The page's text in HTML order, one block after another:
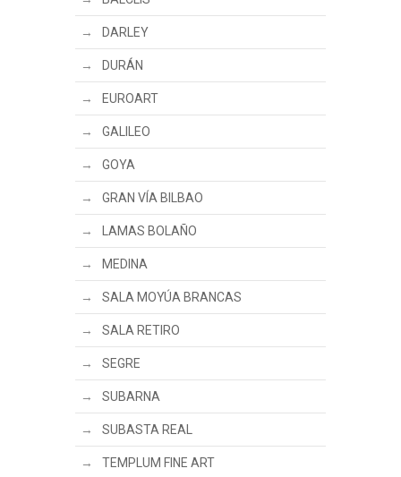
DARLEY
DURÁN
EUROART
GALILEO
GOYA
GRAN VÍA BILBAO
LAMAS BOLAÑO
MEDINA
SALA MOYÚA BRANCAS
SALA RETIRO
SEGRE
SUBARNA
SUBASTA REAL
TEMPLUM FINE ART